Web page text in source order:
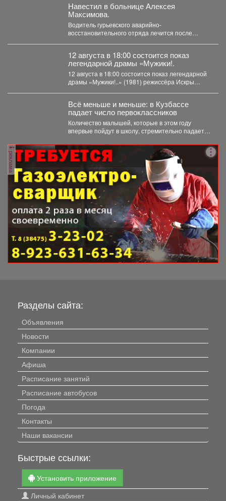
Навестил в больнице Алексея
Максимова.
Водитель гурьевского аварийно-
восстановительного отряда лечится после
12 августа в 18:00 состоится показ
легендарной драмы «Мужики!.
12 августа в 18:00 состоится показ легендарной
драмы «Мужики!..» (1981) режиссёра Искры
Всё меньше и меньше: в Кузбассе
падает число первоклассников
Количество малышей, которые в этом году
впервые пойдут в школу, стремительно падает в
реклама
Разделы сайта:
Объявления
Новости
Компании
Афиша
Расписание занятий
Расписание автобусов
Погода
Контакты
Наши вакансии
Быстрые ссылки:
Установить приложение
Личный кабинет